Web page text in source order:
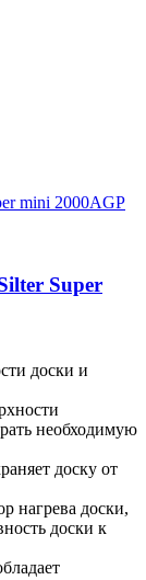
Super
доски и
необходимую
доску от
нагрева доски,
доски к